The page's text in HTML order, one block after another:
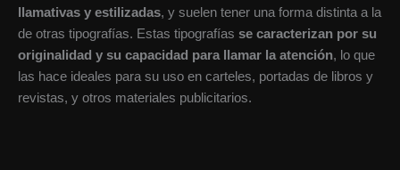
llamativas y estilizadas, y suelen tener una forma distinta a la
de otras tipografías. Estas tipografías se caracterizan por su
originalidad y su capacidad para llamar la atención, lo que
las hace ideales para su uso en carteles, portadas de libros y
revistas, y otros materiales publicitarios.